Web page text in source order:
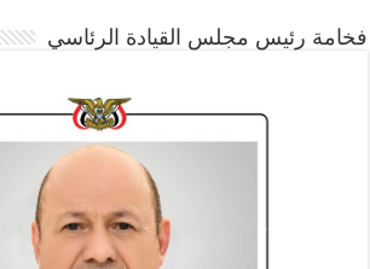
فخامة رئيس مجلس القيادة الرئاسي